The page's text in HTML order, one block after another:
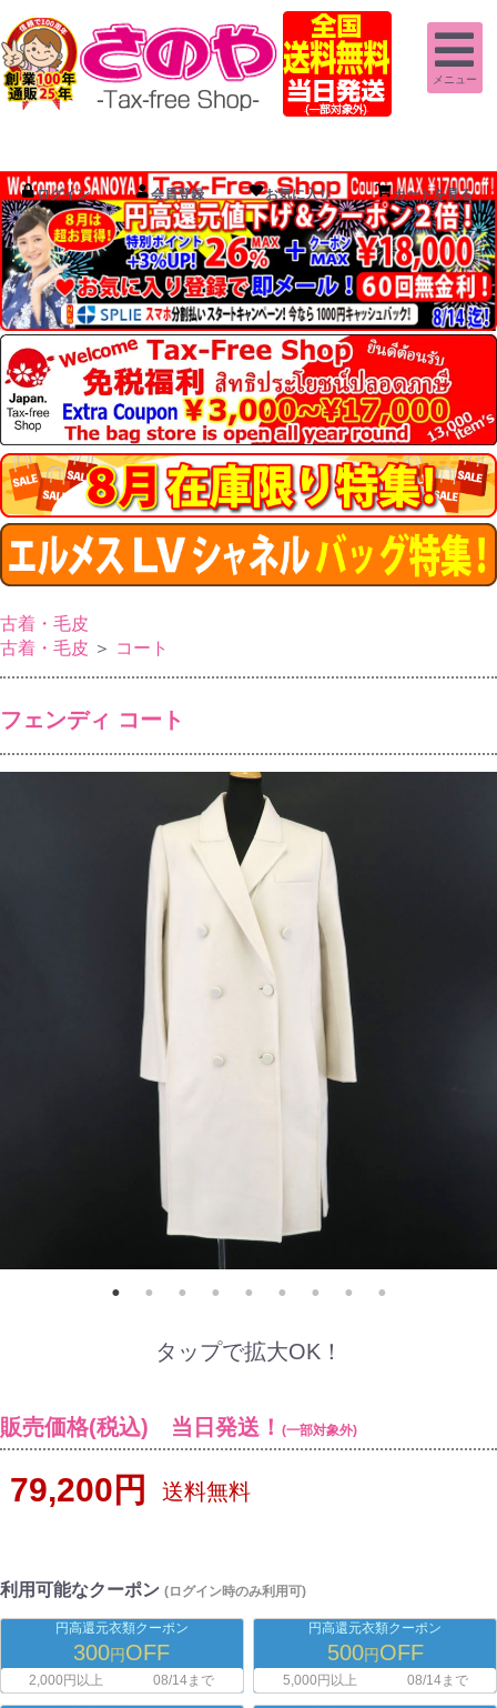
メニュー
ログイン 会員登録 お気に入り カートを見る
古着・毛皮
古着・毛皮 ＞ コート
フェンディ コート
タップで拡大OK！
販売価格(税込) 当日発送！ (一部対象外)
79,200円 送料無料
利用可能なクーポン (ログイン時のみ利用可)
円高還元衣類クーポン
300円OFF
2,000円以上 08/14まで
円高還元衣類クーポン
500円OFF
5,000円以上 08/14まで